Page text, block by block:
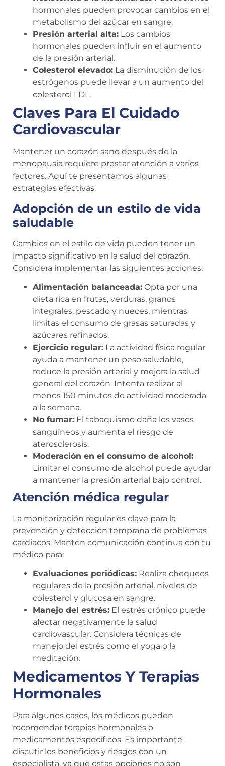
hormonales pueden provocar cambios en el
metabolismo del azúcar en sangre.
Presión arterial alta: Los cambios
hormonales pueden influir en el aumento
de la presión arterial.
Colesterol elevado: La disminución de los
estrógenos puede llevar a un aumento del
colesterol LDL.
Claves Para El Cuidado
Cardiovascular
Mantener un corazón sano después de la
menopausia requiere prestar atención a varios
factores. Aquí te presentamos algunas
estrategias efectivas:
Adopción de un estilo de vida
saludable
Cambios en el estilo de vida pueden tener un
impacto significativo en la salud del corazón.
Considera implementar las siguientes acciones:
Alimentación balanceada: Opta por una
dieta rica en frutas, verduras, granos
integrales, pescado y nueces, mientras
limitas el consumo de grasas saturadas y
azúcares refinados.
Ejercicio regular: La actividad física regular
ayuda a mantener un peso saludable,
reduce la presión arterial y mejora la salud
general del corazón. Intenta realizar al
menos 150 minutos de actividad moderada
a la semana.
No fumar: El tabaquismo daña los vasos
sanguíneos y aumenta el riesgo de
aterosclerosis.
Moderación en el consumo de alcohol:
Limitar el consumo de alcohol puede ayudar
a mantener la presión arterial bajo control.
Atención médica regular
La monitorización regular es clave para la
prevención y detección temprana de problemas
cardiacos. Mantén comunicación continua con tu
médico para:
Evaluaciones periódicas: Realiza chequeos
regulares de la presión arterial, niveles de
colesterol y glucosa en sangre.
Manejo del estrés: El estrés crónico puede
afectar negativamente la salud
cardiovascular. Considera técnicas de
manejo del estrés como el yoga o la
meditación.
Medicamentos Y Terapias
Hormonales
Para algunos casos, los médicos pueden
recomendar terapias hormonales o
medicamentos específicos. Es importante
discutir los beneficios y riesgos con un
especialista, ya que estas opciones no son